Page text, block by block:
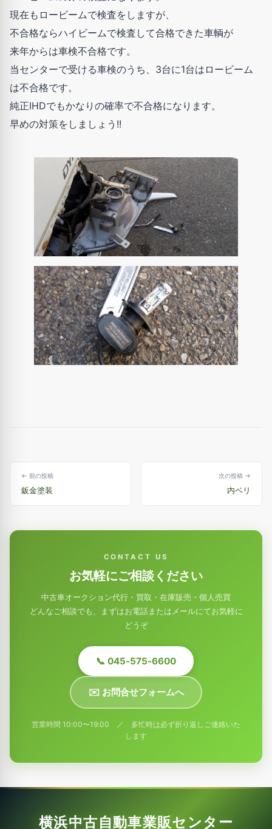
現在もロービームで検査をしますが、
不合格ならハイビームで検査して合格できた車輌が
来年からは車検不合格です。
当センターで受ける車検のうち、3台に1台はロービーム
は不合格です。
純正IHDでもかなりの確率で不合格になります。
早めの対策をしましょう!!
← 前の投稿
鈑金塗装
次の投稿 →
内ベリ
CONTACT US
お気軽にご相談ください
中古車オークション代行・買取・在庫販売・個人売買
どんなご相談でも、まずはお電話またはメールにてお気軽に
どうぞ
📞 045-575-6600
✉️ お問合せフォームへ
営業時間 10:00〜19:00 ／ 多忙時は必ず折り返しご連絡いた
します
横浜中古自動車業販センター